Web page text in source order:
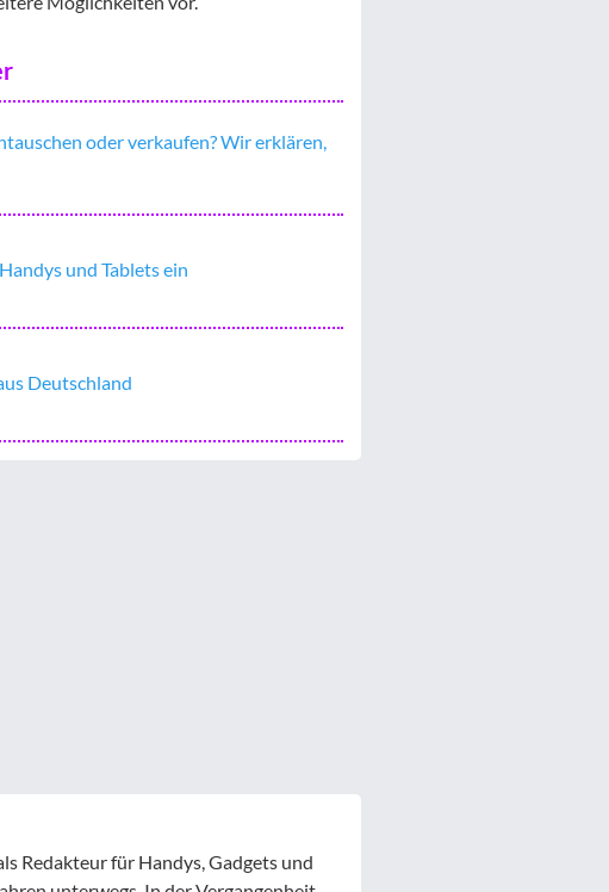
oder verkaufen? Wir erklären,
und Tablets ein
Deutschland
Redakteur für Handys, Gadgets und